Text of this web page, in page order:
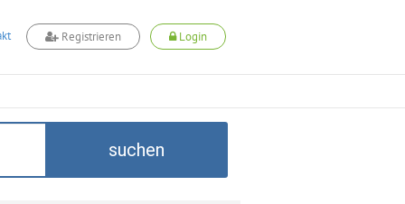
Registrieren Login
suchen